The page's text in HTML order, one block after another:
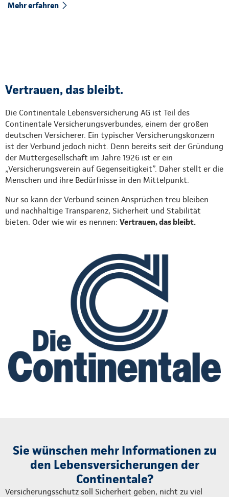
Mehr erfahren
Vertrauen, das bleibt.
Die Continentale Lebensversicherung AG ist Teil des
Continentale Versicherungsverbundes, einem der großen
deutschen Versicherer. Ein typischer Versicherungskonzern
ist der Verbund jedoch nicht. Denn bereits seit der Gründung
der Muttergesellschaft im Jahre 1926 ist er ein
„Versicherungsverein auf Gegenseitigkeit”. Daher stellt er die
Menschen und ihre Bedürfnisse in den Mittelpunkt.
Nur so kann der Verbund seinen Ansprüchen treu bleiben
und nachhaltige Transparenz, Sicherheit und Stabilität
bieten. Oder wie wir es nennen: Vertrauen, das bleibt.
Sie wünschen mehr Informationen zu
den Lebensversicherungen der
Continentale?
Versicherungsschutz soll Sicherheit geben, nicht zu viel